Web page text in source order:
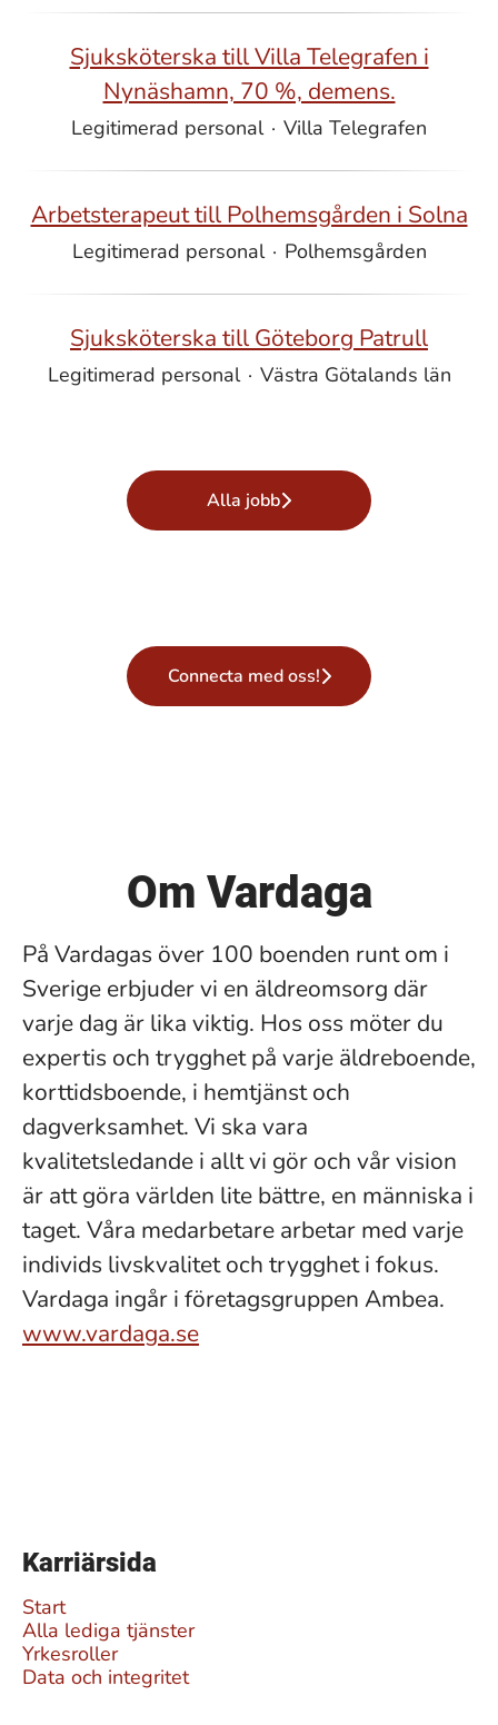
Sjuksköterska till Villa Telegrafen i
Nynäshamn, 70 %, demens.
Legitimerad personal · Villa Telegrafen
Arbetsterapeut till Polhemsgården i Solna
Legitimerad personal · Polhemsgården
Sjuksköterska till Göteborg Patrull
Legitimerad personal · Västra Götalands län
Alla jobb
Connecta med oss!
Om Vardaga
På Vardagas över 100 boenden runt om i
Sverige erbjuder vi en äldreomsorg där
varje dag är lika viktig. Hos oss möter du
expertis och trygghet på varje äldreboende,
korttidsboende, i hemtjänst och
dagverksamhet. Vi ska vara
kvalitetsledande i allt vi gör och vår vision
är att göra världen lite bättre, en människa i
taget. Våra medarbetare arbetar med varje
individs livskvalitet och trygghet i fokus.
Vardaga ingår i företagsgruppen Ambea.
www.vardaga.se
Karriärsida
Start
Alla lediga tjänster
Yrkesroller
Data och integritet